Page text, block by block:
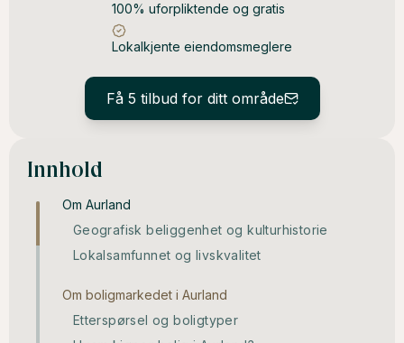
100% uforpliktende og gratis
Lokalkjente eiendomsmeglere
Få 5 tilbud for ditt område
Innhold
Om Aurland
Geografisk beliggenhet og kulturhistorie
Lokalsamfunnet og livskvalitet
Om boligmarkedet i Aurland
Etterspørsel og boligtyper